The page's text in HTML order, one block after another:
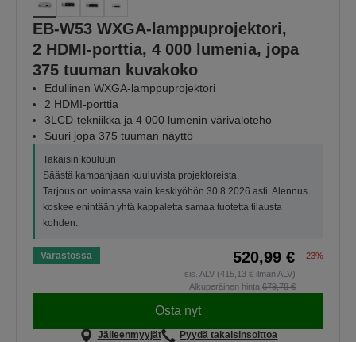
EB-W53 WXGA-lamppuprojektori,
2 HDMI-porttia, 4 000 lumenia, jopa
375 tuuman kuvakoko
Edullinen WXGA-lamppuprojektori
2 HDMI-porttia
3LCD-tekniikka ja 4 000 lumenin värivaloteho
Suuri jopa 375 tuuman näyttö
Takaisin kouluun
Säästä kampanjaan kuuluvista projektoreista.
Tarjous on voimassa vain keskiyöhön 30.8.2026 asti. Alennus
koskee enintään yhtä kappaletta samaa tuotetta tilausta
kohden.
Varastossa 520,99 €
−23%
sis. ALV (415,13 € ilman ALV)
Alkuperäinen hinta 679,78 €
Osta nyt
Jälleenmyyjät Pyydä takaisinsoittoa